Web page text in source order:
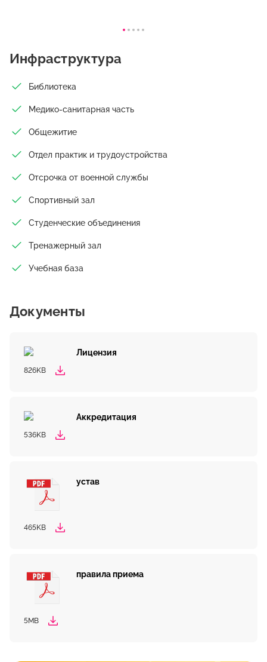
Инфраструктура
Библиотека
Медико-санитарная часть
Общежитие
Отдел практик и трудоустройства
Отсрочка от военной службы
Спортивный зал
Студенческие объединения
Тренажерный зал
Учебная база
Документы
Лицензия
826KB
Аккредитация
536KB
устав
465KB
правила приема
5MB